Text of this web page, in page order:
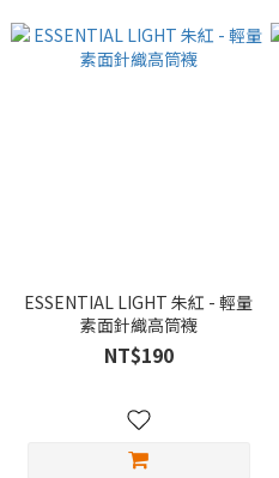
ESSENTIAL LIGHT 朱紅 - 輕量
素面針織高筒襪
NT$190